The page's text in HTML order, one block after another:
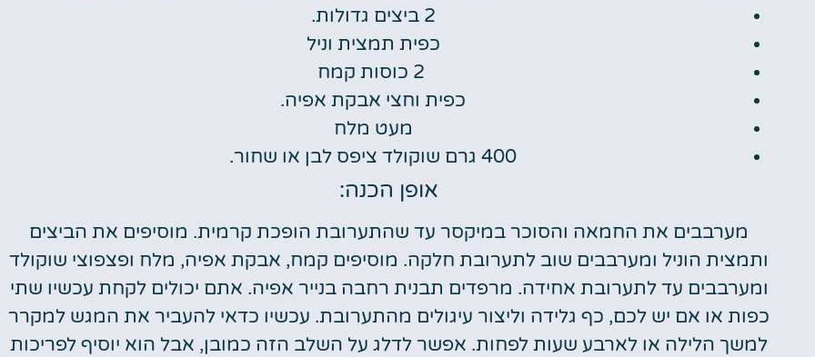
2 ביצים גדולות.
כפית תמצית וניל
2 כוסות קמח
כפית וחצי אבקת אפיה.
מעט מלח
400 גרם שוקולד ציפס לבן או שחור.
אופן הכנה:
מערבבים את החמאה והסוכר במיקסר עד שהתערובת הופכת קרמית. מוסיפים את הביצים
ותמצית הוניל ומערבבים שוב לתערובת חלקה. מוסיפים קמח, אבקת אפיה, מלח ופצפוצי שוקולד
ומערבבים עד לתערובת אחידה. מרפדים תבנית רחבה בנייר אפיה. אתם יכולים לקחת עכשיו שתי
כפות או אם יש לכם, כף גלידה וליצור עיגולים מהתערובת. עכשיו כדאי להעביר את המגש למקרר
למשך הלילה או לארבע שעות לפחות. אפשר לדלג על השלב הזה כמובן, אבל הוא יוסיף לפריכות